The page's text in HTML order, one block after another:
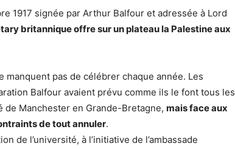
1917 signée par Arthur Balfour et adressée à Lord
britannique offre sur un plateau la Palestine aux
pas de célébrer chaque année. Les
Balfour avaient prévu comme ils le font tous les
de Manchester en Grande-Bretagne, mais face aux
de tout annuler.
de l’université, à l’initiative de l’ambassade